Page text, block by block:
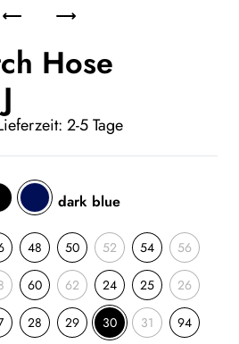
Hose
2-5 Tage
dark blue
48 50 52 54 56
60 62 24 25 26
28 29 30 31 94